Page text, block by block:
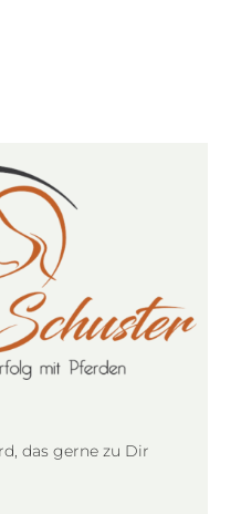
das gerne zu Dir